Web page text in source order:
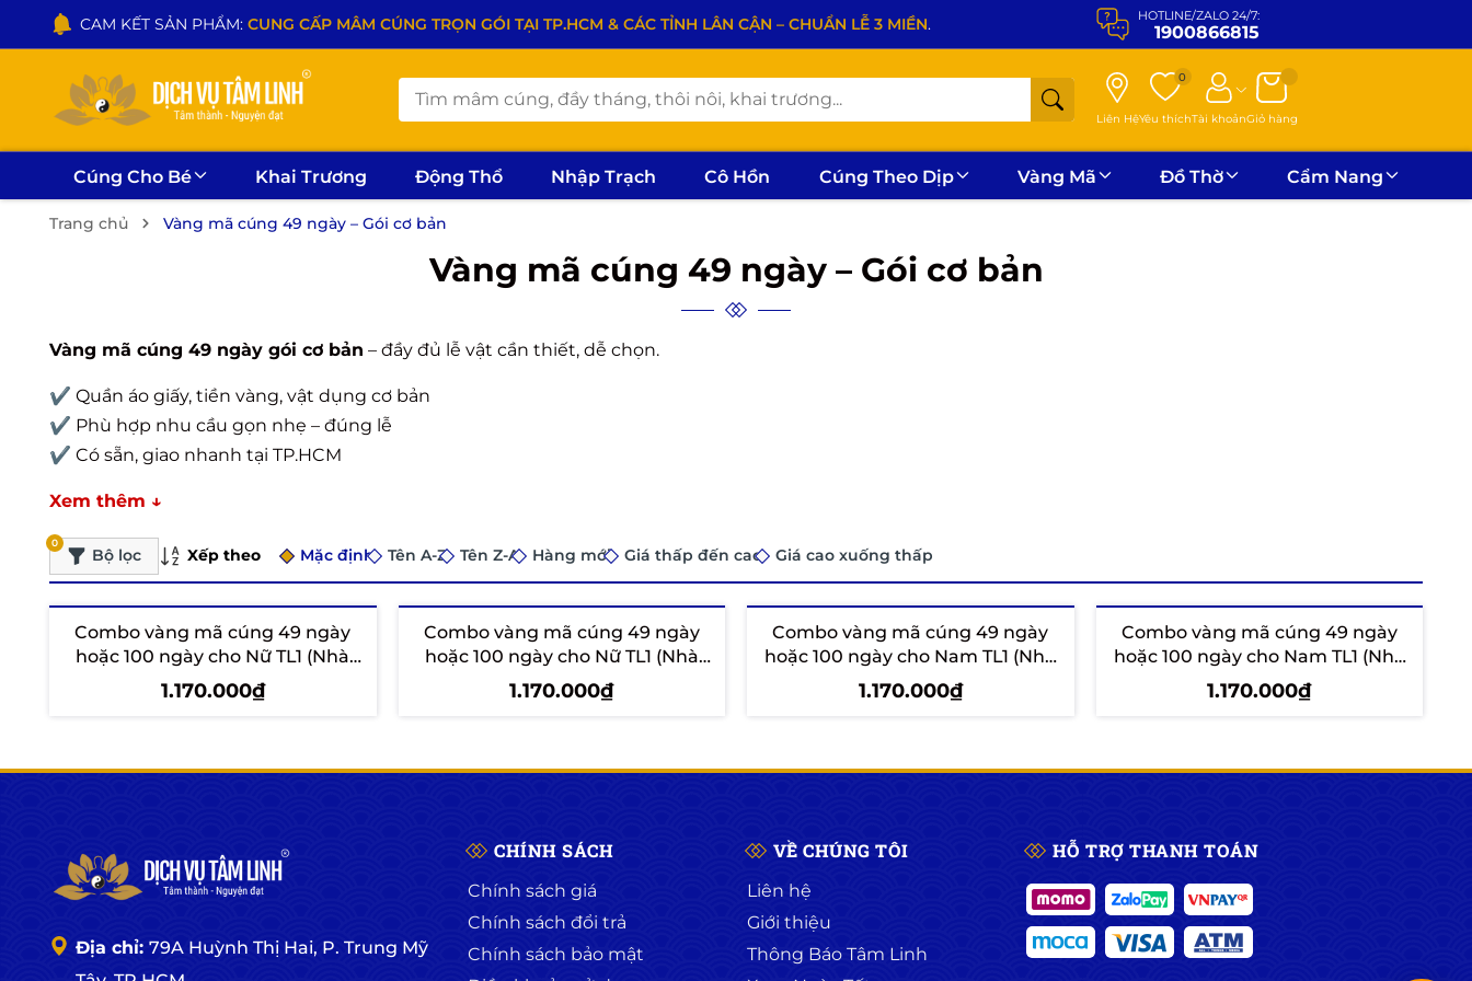
CAM KẾT SẢN PHẨM: CUNG CẤP MÂM CÚNG TRỌN GÓI TẠI TP.HCM & CÁC TỈNH LÂN CẬN – CHUẨN LỄ 3 MIỀN. HOTLINE/ZALO 24/7:
1900866815
Liên Hệ
0
Yêu thíchTài khoảnGiỏ hàng
Cúng Cho Bé Khai Trương Động Thổ Nhập Trạch Cô Hồn Cúng Theo Dịp Vàng Mã Đồ Thờ Cẩm Nang
Trang chủ Vàng mã cúng 49 ngày – Gói cơ bản
Vàng mã cúng 49 ngày – Gói cơ bản
Vàng mã cúng 49 ngày gói cơ bản – đầy đủ lễ vật cần thiết, dễ chọn.
✔ Quần áo giấy, tiền vàng, vật dụng cơ bản
✔ Phù hợp nhu cầu gọn nhẹ – đúng lễ
✔ Có sẵn, giao nhanh tại TP.HCM
Xem thêm ↓
Bộ lọc
0
Xếp theo Mặc định Tên A-Z Tên Z-A Hàng mới Giá thấp đến cao Giá cao xuống thấp
Combo vàng mã cúng 49 ngày
hoặc 100 ngày cho Nữ TL1 (Nhà
Xanh)
1.170.000₫
Combo vàng mã cúng 49 ngày
hoặc 100 ngày cho Nữ TL1 (Nhà
Vàng)
1.170.000₫
Combo vàng mã cúng 49 ngày
hoặc 100 ngày cho Nam TL1 (Nhà
Vàng)
1.170.000₫
Combo vàng mã cúng 49 ngày
hoặc 100 ngày cho Nam TL1 (Nhà
Xanh)
1.170.000₫
Địa chỉ: 79A Huỳnh Thị Hai, P. Trung Mỹ
CHÍNH SÁCH
Chính sách giá
Chính sách đổi trả
Chính sách bảo mật
VỀ CHÚNG TÔI
Liên hệ
Giới thiệu
Thông Báo Tâm Linh
HỖ TRỢ THANH TOÁN